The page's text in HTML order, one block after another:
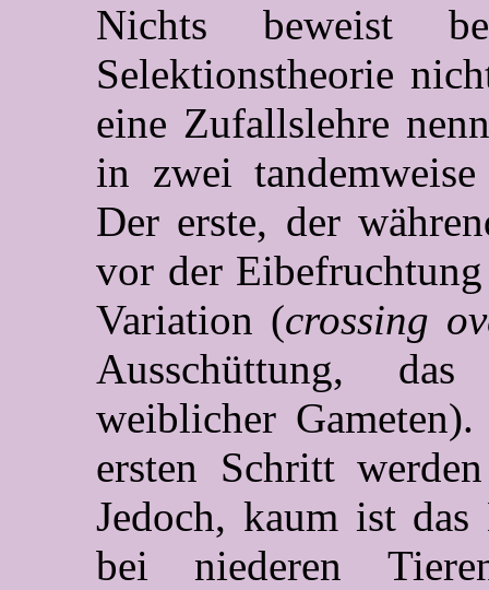
Nichts beweist
Selektionstheorie
eine Zufallslehre
in zwei
Der erste, der
vor der
Variation (crossing
Ausschüttung,
weiblicher
ersten Schritt
Jedoch, kaum ist
bei niederen